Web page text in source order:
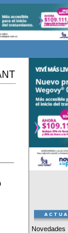
Novedades